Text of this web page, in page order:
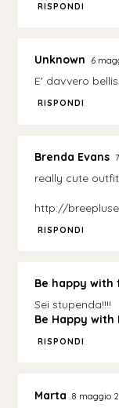
RISPONDI
Unknown 6
E' davvero
RISPONDI
Brenda Evans
really cute
http://
RISPONDI
Be happy with
Sei stupenda!!!!
Be Happy with
RISPONDI
Marta 8 maggio